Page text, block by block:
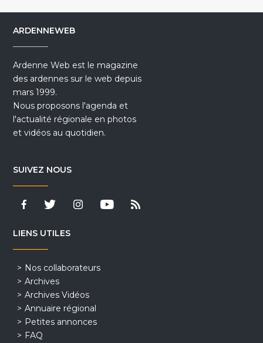
ARDENNEWEB
Ardenne Web est le magazine
des ardennes sur le web depuis
mars 1999.
Nous proposons l'agenda et
l'actualité régionale en photos
et vidéos au quotidien.
SUIVEZ NOUS
LIENS UTILES
Nos collaborateurs
Archives
Archives Vidéos
Annuaire régional
Petites annonces
FAQ